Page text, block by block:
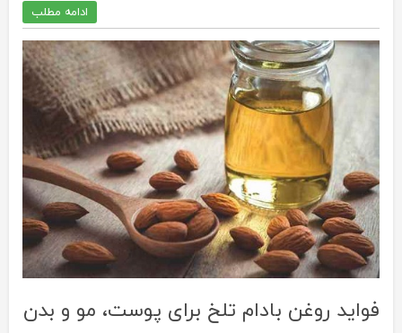
ادامه مطلب
فواید روغن بادام تلخ برای پوست، مو و بدن